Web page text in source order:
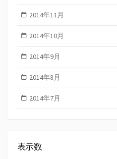
2014年11月
2014年10月
2014年9月
2014年8月
2014年7月
表示数